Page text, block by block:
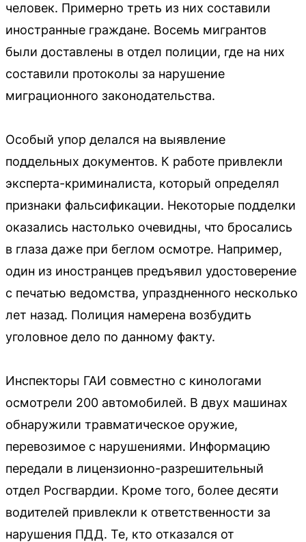
человек. Примерно треть из них составили
иностранные граждане. Восемь мигрантов
были доставлены в отдел полиции, где на них
составили протоколы за нарушение
миграционного законодательства.
Особый упор делался на выявление
поддельных документов. К работе привлекли
эксперта-криминалиста, который определял
признаки фальсификации. Некоторые подделки
оказались настолько очевидны, что бросались
в глаза даже при беглом осмотре. Например,
один из иностранцев предъявил удостоверение
с печатью ведомства, упраздненного несколько
лет назад. Полиция намерена возбудить
уголовное дело по данному факту.
Инспекторы ГАИ совместно с кинологами
осмотрели 200 автомобилей. В двух машинах
обнаружили травматическое оружие,
перевозимое с нарушениями. Информацию
передали в лицензионно-разрешительный
отдел Росгвардии. Кроме того, более десяти
водителей привлекли к ответственности за
нарушения ПДД. Те, кто отказался от